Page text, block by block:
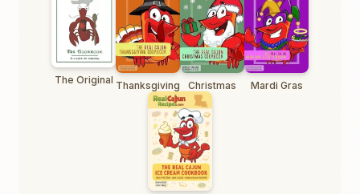
The Original Thanksgiving Christmas Mardi Gras